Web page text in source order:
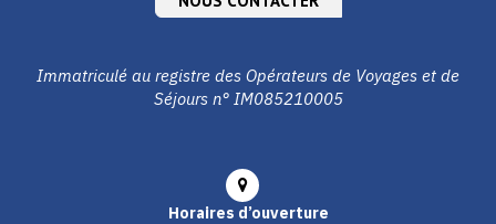
Immatriculé au registre des Opérateurs de Voyages et de
Séjours n° IM085210005
Horaires d’ouverture